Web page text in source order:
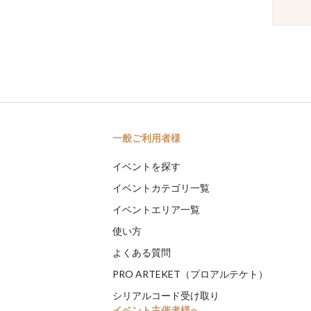
一般ご利用者様
イベントを探す
イベントカテゴリ一覧
イベントエリア一覧
使い方
よくある質問
PRO ARTEKET（プロアルテケト）
シリアルコード受け取り